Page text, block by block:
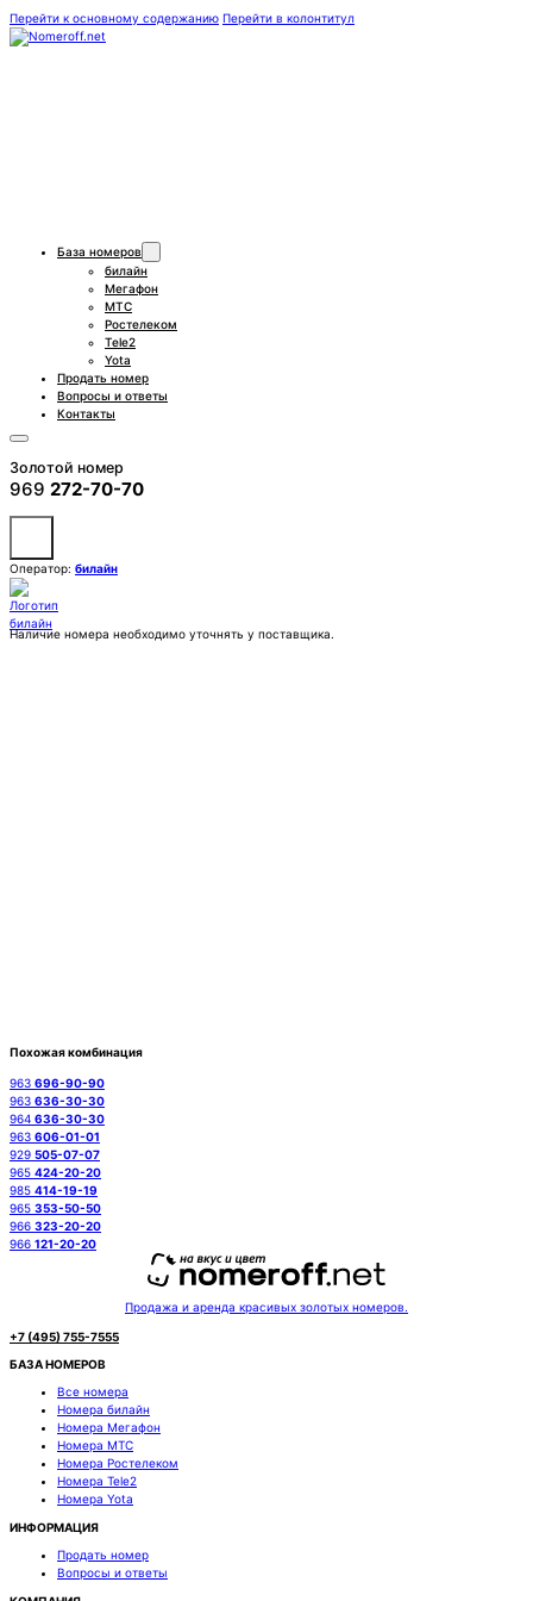
Перейти к основному содержанию Перейти в колонтитул
База номеров
билайн
Мегафон
МТС
Ростелеком
Tele2
Yota
Продать номер
Вопросы и ответы
Контакты
Золотой номер
969 272-70-70
Оператор: билайн
Наличие номера необходимо уточнять у поставщика.
Похожая комбинация
963 696-90-90
963 636-30-30
964 636-30-30
963 606-01-01
929 505-07-07
965 424-20-20
985 414-19-19
965 353-50-50
966 323-20-20
966 121-20-20
Продажа и аренда красивых золотых номеров.
+7 (495) 755-7555
БАЗА НОМЕРОВ
Все номера
Номера билайн
Номера Мегафон
Номера МТС
Номера Ростелеком
Номера Tele2
Номера Yota
ИНФОРМАЦИЯ
Продать номер
Вопросы и ответы